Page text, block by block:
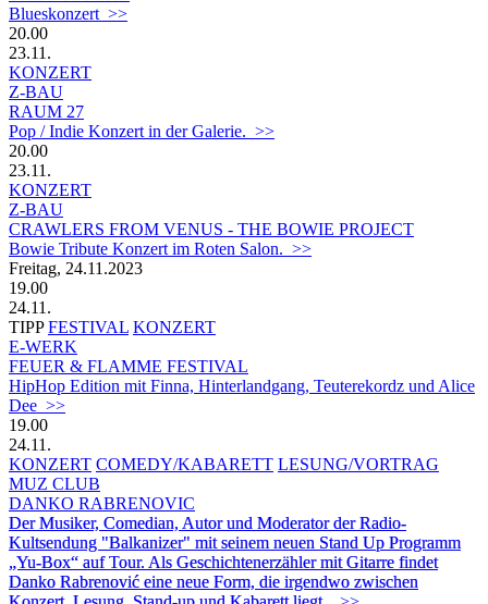
Blueskonzert >>
20.00
23.11.
KONZERT
Z-BAU
RAUM 27
Pop / Indie Konzert in der Galerie. >>
20.00
23.11.
KONZERT
Z-BAU
CRAWLERS FROM VENUS - THE BOWIE PROJECT
Bowie Tribute Konzert im Roten Salon. >>
Freitag, 24.11.2023
19.00
24.11.
TIPP FESTIVAL KONZERT
E-WERK
FEUER & FLAMME FESTIVAL
HipHop Edition mit Finna, Hinterlandgang, Teuterekordz und Alice
Dee >>
19.00
24.11.
KONZERT COMEDY/KABARETT LESUNG/VORTRAG
MUZ CLUB
DANKO RABRENOVIC
Der Musiker, Comedian, Autor und Moderator der Radio-
Kultsendung "Balkanizer" mit seinem neuen Stand Up Programm
„Yu-Box“ auf Tour. Als Geschichtenerzähler mit Gitarre findet
Danko Rabrenović eine neue Form, die irgendwo zwischen